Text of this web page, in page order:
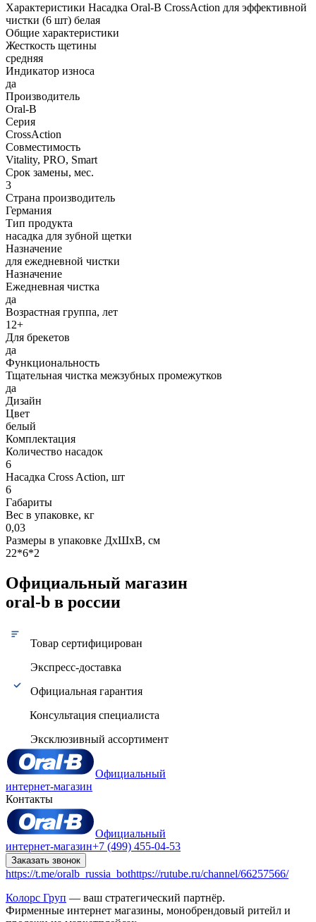
Характеристики Насадка Oral-B CrossAction для эффективной
чистки (6 шт) белая
Общие характеристики
Жесткость щетины
средняя
Индикатор износа
да
Производитель
Oral-B
Серия
CrossAction
Совместимость
Vitality, PRO, Smart
Срок замены, мес.
3
Страна производитель
Германия
Тип продукта
насадка для зубной щетки
Назначение
для ежедневной чистки
Назначение
Ежедневная чистка
да
Возрастная группа, лет
12+
Для брекетов
да
Функциональность
Тщательная чистка межзубных промежутков
да
Дизайн
Цвет
белый
Комплектация
Количество насадок
6
Насадка Cross Action, шт
6
Габариты
Вес в упаковке, кг
0,03
Размеры в упаковке ДxШxВ, см
22*6*2
Официальный магазин
oral-b в россии
Товар сертифицирован
Экспресс-доставка
Официальная гарантия
Консультация специалиста
Эксклюзивный ассортимент
Официальный
интернет-магазин
Контакты
Официальный
интернет-магазин+7 (499) 455-04-53
Заказать звонок
https://t.me/oralb_russia_bothttps://rutube.ru/channel/66257566/
Колорс Груп — ваш стратегический партнёр.
Фирменные интернет магазины, монобрендовый ритейл и